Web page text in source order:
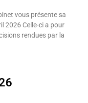
vous présente sa
2026 Celle-ci a pour
rendues par la